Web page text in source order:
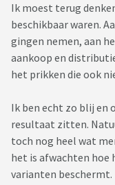
Ik moest terug
beschikbaar waren.
gingen nemen, aan
aankoop en
het prikken die ook
Ik ben echt zo blij en
resultaat zitten.
toch nog heel wat
het is afwachten hoe
varianten beschermt.